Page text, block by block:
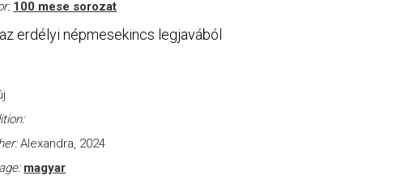
100 mese sorozat
erdélyi népmesekincs legjavából
Alexandra, 2024
magyar